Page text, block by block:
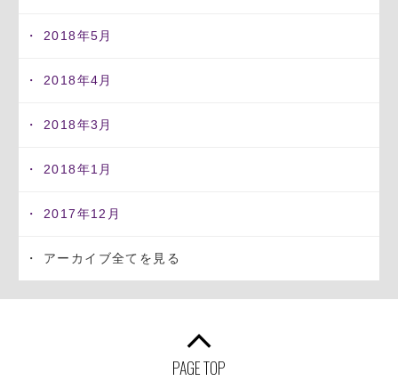
2018年5月
2018年4月
2018年3月
2018年1月
2017年12月
アーカイブ全てを見る
PAGE TOP